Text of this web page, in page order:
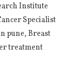
Institute
Specialist
pune,Breast
treatment